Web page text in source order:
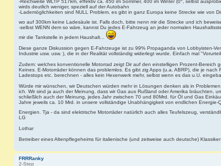
-Reichweite WLTP 517km, effektiv ca. 450 im Sommer, 400 im Winter (0°, selbst
wirds deutlich weniger, speziell auf der Autobahn
-Lademöglichkeiten sind NULL Problem, es gibt in ganz Europa keine Strecke wie von
wo auf 300km keine Ladesäule ist. Falls doch, bitte nenn mir die Strecke und ich
-selbst WENN dem so wäre, kannst Du jedes E-Fahrzeug an jeder normalen
mir die Tankstelle in jedem Haushalt...
Diese ganze Diskussion gegen E-Fahrzeuge ist zu 99% Propaganda von Lobbyisten-
Industrie usw. usw. ), die in der Realität vollständig widerlegt wurde. Einfach mal
Zudem: welches konventionelle Motorrad zeigt Dir auf den einstelligen Prozent-Bereich
Keines. E-Motorräder können das problemlos. Es gibt zig Apps (u.a. ABRP), die je nach
Ladestops etc. berechnen - alles kein Hexenwerk mehr, selbst wenn es das u.U.
Würde mir wünschen, wir Deutschen würden mehr in Lösungen denken als in
ich. Wir sind ja auch der Meinung, dass wir Gas aus Rußland oder Amerika bräuchten,
schließlich auch der Meinung, jedes Jahr zwischen 70 und 80Mrd. für Öl und Gas
Jahre jeweils ca. 10 Mrd. in unsere vollständige Unabhängigkeit von endlichen
Energien. Tja - da sind elektrische Motorräder natürlich auch alles Teufelszeug,
LG
Lothar
Betreiber eines Altenpflegeheims für italienische (und zeitweise auch deutsche) Klassiker
FRRRanky
2-Step